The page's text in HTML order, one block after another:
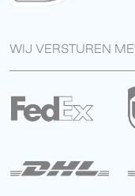
WIJ VERSTUREN